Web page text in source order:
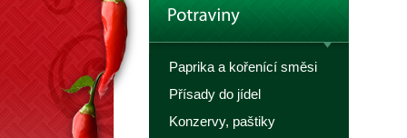
Paprika a kořenící směsi
Přísady do jídel
Konzervy, paštiky